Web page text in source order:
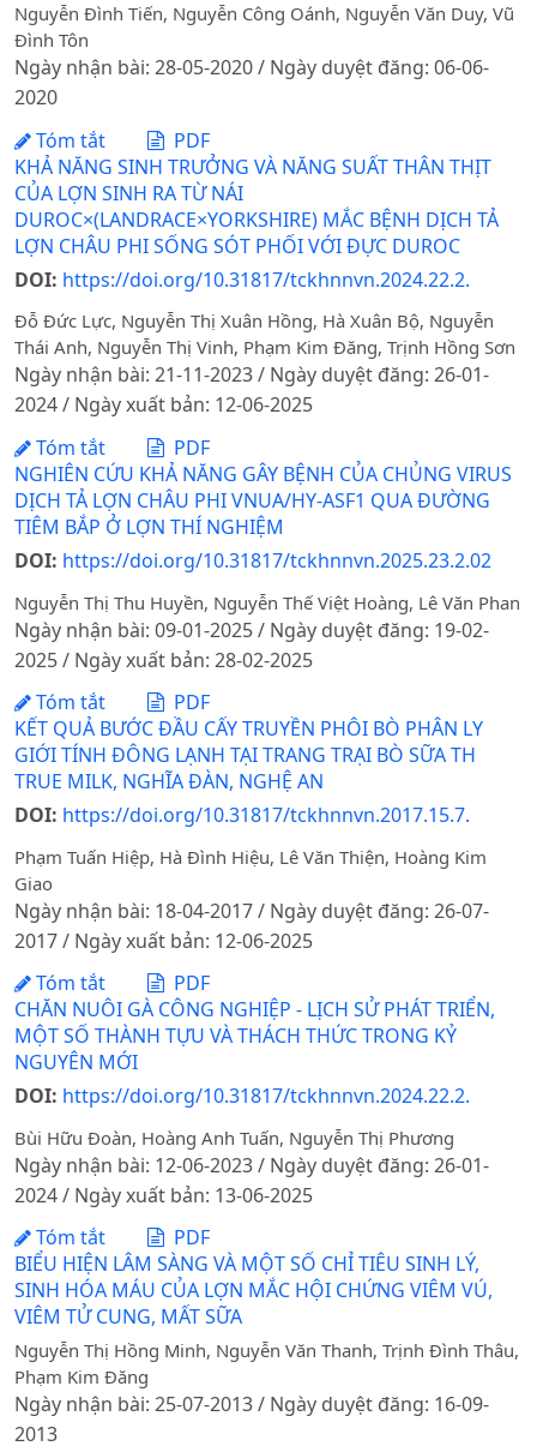
Nguyễn Đình Tiến, Nguyễn Công Oánh, Nguyễn Văn Duy, Vũ
Đình Tôn
Ngày nhận bài: 28-05-2020 / Ngày duyệt đăng: 06-06-
2020
Tóm tắt
PDF
KHẢ NĂNG SINH TRƯỞNG VÀ NĂNG SUẤT THÂN THỊT
CỦA LỢN SINH RA TỪ NÁI
DUROC×(LANDRACE×YORKSHIRE) MẮC BỆNH DỊCH TẢ
LỢN CHÂU PHI SỐNG SÓT PHỐI VỚI ĐỰC DUROC
DOI: https://doi.org/10.31817/tckhnnvn.2024.22.2.
Đỗ Đức Lực, Nguyễn Thị Xuân Hồng, Hà Xuân Bộ, Nguyễn
Thái Anh, Nguyễn Thị Vinh, Phạm Kim Đăng, Trịnh Hồng Sơn
Ngày nhận bài: 21-11-2023 / Ngày duyệt đăng: 26-01-
2024 / Ngày xuất bản: 12-06-2025
Tóm tắt
PDF
NGHIÊN CỨU KHẢ NĂNG GÂY BỆNH CỦA CHỦNG VIRUS
DỊCH TẢ LỢN CHÂU PHI VNUA/HY-ASF1 QUA ĐƯỜNG
TIÊM BẮP Ở LỢN THÍ NGHIỆM
DOI: https://doi.org/10.31817/tckhnnvn.2025.23.2.02
Nguyễn Thị Thu Huyền, Nguyễn Thế Việt Hoàng, Lê Văn Phan
Ngày nhận bài: 09-01-2025 / Ngày duyệt đăng: 19-02-
2025 / Ngày xuất bản: 28-02-2025
Tóm tắt
PDF
KẾT QUẢ BƯỚC ĐẦU CẤY TRUYỀN PHÔI BÒ PHÂN LY
GIỚI TÍNH ĐÔNG LẠNH TẠI TRANG TRẠI BÒ SỮA TH
TRUE MILK, NGHĨA ĐÀN, NGHỆ AN
DOI: https://doi.org/10.31817/tckhnnvn.2017.15.7.
Phạm Tuấn Hiệp, Hà Đình Hiệu, Lê Văn Thiện, Hoàng Kim
Giao
Ngày nhận bài: 18-04-2017 / Ngày duyệt đăng: 26-07-
2017 / Ngày xuất bản: 12-06-2025
Tóm tắt
PDF
CHĂN NUÔI GÀ CÔNG NGHIỆP - LỊCH SỬ PHÁT TRIỂN,
MỘT SỐ THÀNH TỰU VÀ THÁCH THỨC TRONG KỶ
NGUYÊN MỚI
DOI: https://doi.org/10.31817/tckhnnvn.2024.22.2.
Bùi Hữu Đoàn, Hoàng Anh Tuấn, Nguyễn Thị Phương
Ngày nhận bài: 12-06-2023 / Ngày duyệt đăng: 26-01-
2024 / Ngày xuất bản: 13-06-2025
Tóm tắt
PDF
BIỂU HIỆN LÂM SÀNG VÀ MỘT SỐ CHỈ TIÊU SINH LÝ,
SINH HÓA MÁU CỦA LỢN MẮC HỘI CHỨNG VIÊM VÚ,
VIÊM TỬ CUNG, MẤT SỮA
Nguyễn Thị Hồng Minh, Nguyễn Văn Thanh, Trịnh Đình Thâu,
Phạm Kim Đăng
Ngày nhận bài: 25-07-2013 / Ngày duyệt đăng: 16-09-
2013